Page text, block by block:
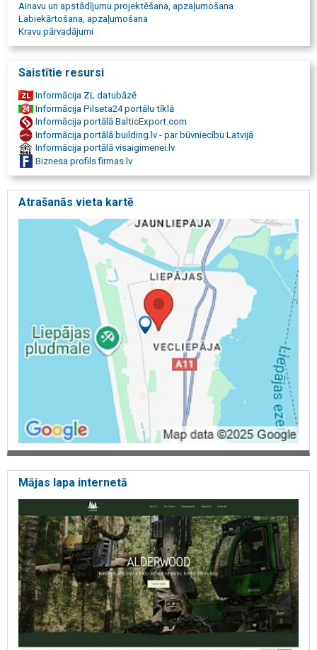
Ainavu un apstādījumu projektēšana, apzaļumošana
Labiekārtošana, apzaļumošana
Kravu pārvadājumi
Saistītie resursi
Informācija ZL datubāzē
Informācija Pilseta24 portālu tīklā
Informācija portālā BalticExport.com
Informācija portālā building.lv - par būvniecību Latvijā
Informācija portālā visaigimenei.lv
Biznesa profils firmas.lv
Atrašanās vieta kartē
Mājas lapa internetā